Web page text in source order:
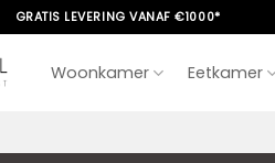
GRATIS LEVERING VANAF €1000*
Woonkamer Eetkamer